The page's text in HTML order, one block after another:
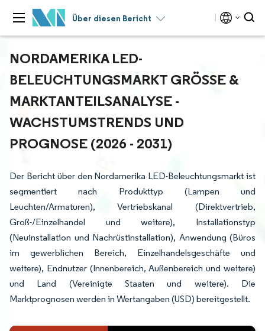
Über diesen Bericht
NORDAMERIKA LED-
BELEUCHTUNGSMARKT GRÖSSE & M
ARKTANTEILSANALYSE - W
ACHSTUMSTRENDS UND P
ROGNOSE (2026 - 2031)
Der Bericht über den Nordamerika LED-Beleuchtungsmarkt ist
segmentiert nach Produkttyp (Lampen und
Leuchten/Armaturen), Vertriebskanal (Direktvertrieb,
Groß-/Einzelhandel und weitere), Installationstyp
(Neuinstallation und Nachrüstinstallation), Anwendung (Büros
im gewerblichen Bereich, Einzelhandelsgeschäfte und
weitere), Endnutzer (Innenbereich, Außenbereich und weitere)
und Land (Vereinigte Staaten und weitere). Die
Marktprognosen werden in Wertangaben (USD) bereitgestellt.